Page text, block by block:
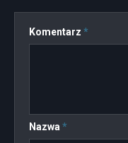
Komentarz *
Nazwa *